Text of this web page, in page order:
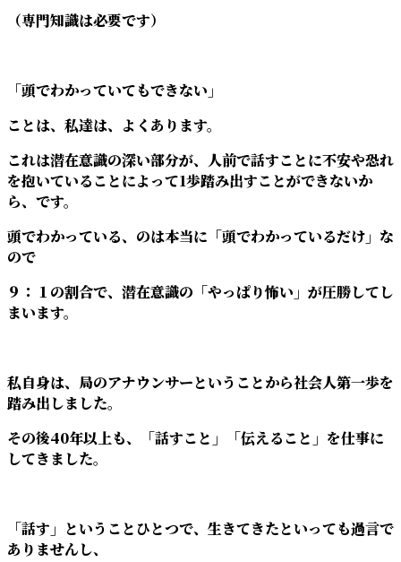
（専門知識は必要です）
「頭でわかっていてもできない」
ことは、私達は、よくあります。
これは潜在意識の深い部分が、人前で話すことに不安や恐れ
を抱いていることによって1歩踏み出すことができないか
ら、です。
頭でわかっている、のは本当に「頭でわかっているだけ」な
ので
９：１の割合で、潜在意識の「やっぱり怖い」が圧勝してし
まいます。
私自身は、局のアナウンサーということから社会人第一歩を
踏み出しました。
その後40年以上も、「話すこと」「伝えること」を仕事に
してきました。
「話す」ということひとつで、生きてきたといっても過言で
ありませんし、